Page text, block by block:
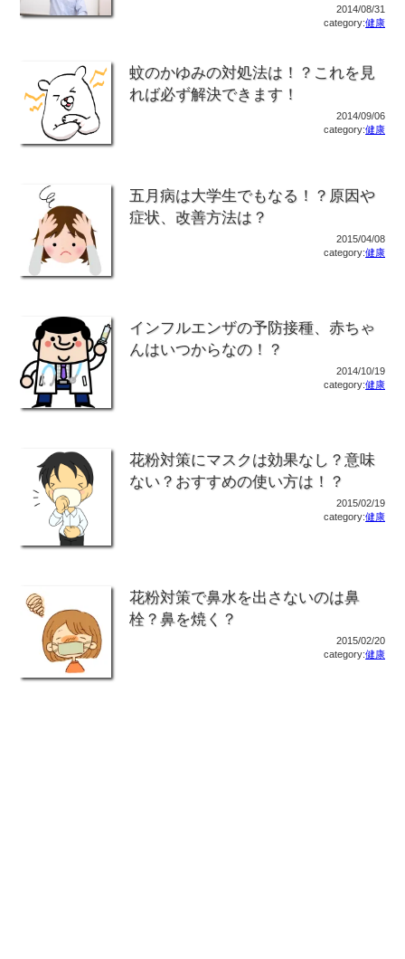
2014/08/31
category:健康
蚊のかゆみの対処法は！？これを見
れば必ず解決できます！
2014/09/06
category:健康
五月病は大学生でもなる！？原因や
症状、改善方法は？
2015/04/08
category:健康
インフルエンザの予防接種、赤ちゃ
んはいつからなの！？
2014/10/19
category:健康
花粉対策にマスクは効果なし？意味
ない？おすすめの使い方は！？
2015/02/19
category:健康
花粉対策で鼻水を出さないのは鼻
栓？鼻を焼く？
2015/02/20
category:健康